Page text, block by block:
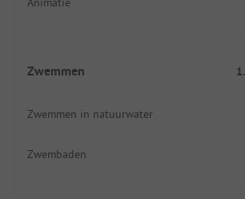
Zwemmen
Zwemmen in natuurwater
Zwembaden